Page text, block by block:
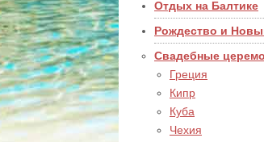
Отдых на Балтике
Рождество и
Свадебные
Греция
Кипр
Куба
Чехия